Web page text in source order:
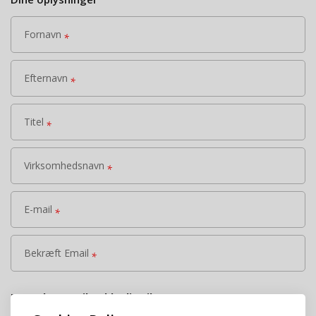
Fornavn *
Efternavn *
Titel *
Virksomhedsnavn *
E-mail *
Bekræft Email *
For at kunne tilmelde dig til vores events og
arrangementer, har vi brug for at gemme diverse